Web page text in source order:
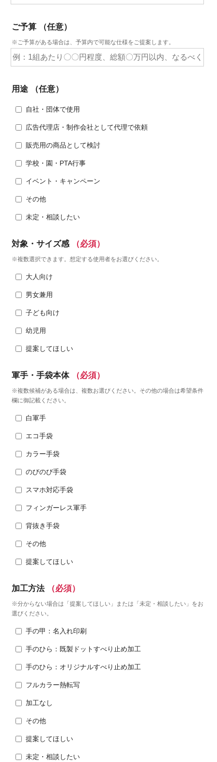
ご予算 （任意）
※ご予算がある場合は、予算内で可能な仕様をご提案します。
用途 （任意）
自社・団体で使用
広告代理店・制作会社として代理で依頼
販売用の商品として検討
学校・園・PTA行事
イベント・キャンペーン
その他
未定・相談したい
対象・サイズ感 （必須）
※複数選択できます。想定する使用者をお選びください。
大人向け
男女兼用
子ども向け
幼児用
提案してほしい
軍手・手袋本体 （必須）
※複数候補がある場合は、複数お選びください。その他の場合は希望条件
欄に御記載ください。
白軍手
エコ手袋
カラー手袋
のびのび手袋
スマホ対応手袋
フィンガーレス軍手
背抜き手袋
その他
提案してほしい
加工方法 （必須）
※分からない場合は「提案してほしい」または「未定・相談したい」をお
選びください。
手の甲：名入れ印刷
手のひら：既製ドットすべり止め加工
手のひら：オリジナルすべり止め加工
フルカラー熱転写
加工なし
その他
提案してほしい
未定・相談したい